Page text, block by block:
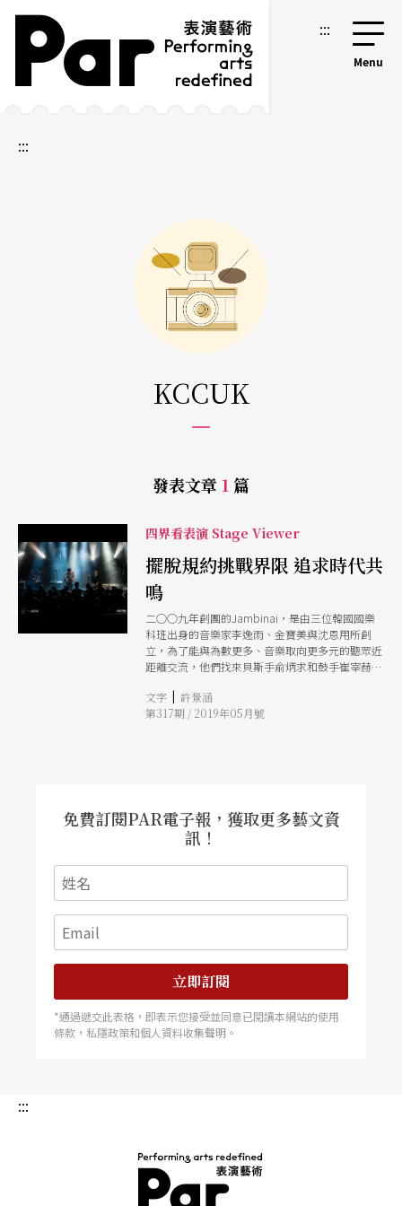
跳到主要內容區塊
網站導覽 :::
:::
KCCUK
發表文章 1 篇
四界看表演 Stage Viewer
擺脫規約挑戰界限 追求時代共
鳴
二○○九年創團的Jambinai，是由三位韓國國樂
科班出身的音樂家李逸雨、金寶美與沈恩用所創
立，為了能與為數更多、音樂取向更多元的聽眾近
距離交流，他們找來貝斯手俞炳求和鼓手崔宰赫擔
年，他們的努力已見成績，跨界專輯頗受肯定，受
邀至國際各音樂節、平昌冬奧閉幕式等場合演出。
文字 | 許景涵
第317期 / 2019年05月號
免費訂閱PAR電子報，獲取更多藝文資
訊！
立即訂閱
*通過遞交此表格，即表示您接受並同意已閱讀本網站的使用
條款，私隱政策和個人資料收集聲明。
:::